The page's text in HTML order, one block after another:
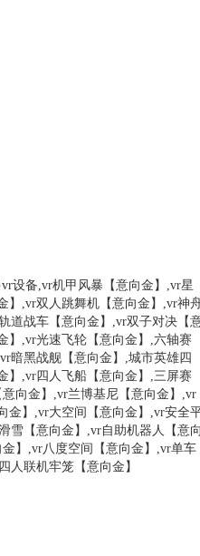
设备,vr机甲风暴【意向金】,vr星
】,vr双人跳舞机【意向金】,vr神
道战车【意向金】,vr双子对决【
】,vr光速飞轮【意向金】,六轴赛
暗黑战舰【意向金】,城市英雄四
】,vr四人飞船【意向金】,三屏赛
向金】,vr兰博基尼【意向金】,vr
金】,vr大空间【意向金】,vr安全
雪【意向金】,vr自助机器人【意
】,vr八度空间【意向金】,vr单车
人联机牢笼【意向金】